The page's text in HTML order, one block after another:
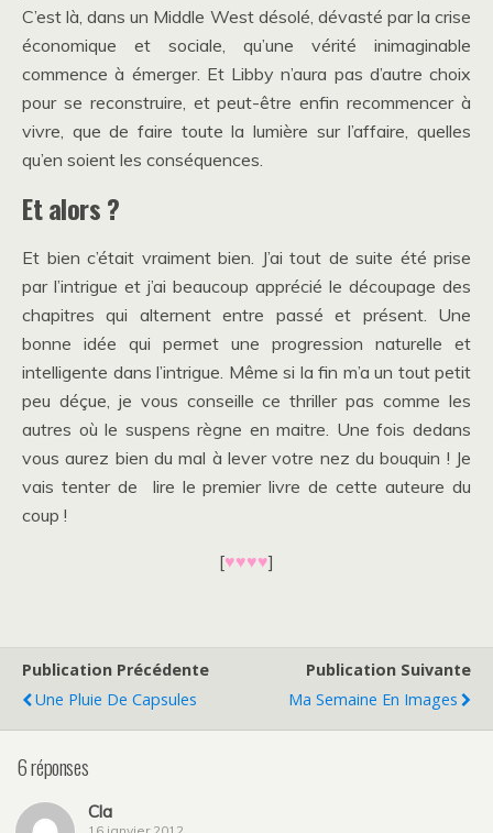
C’est là, dans un Middle West désolé, dévasté par la crise
économique et sociale, qu’une vérité inimaginable
commence à émerger. Et Libby n’aura pas d’autre choix
pour se reconstruire, et peut-être enfin recommencer à
vivre, que de faire toute la lumière sur l’affaire, quelles
qu’en soient les conséquences.
Et alors ?
Et bien c’était vraiment bien. J’ai tout de suite été prise
par l’intrigue et j’ai beaucoup apprécié le découpage des
chapitres qui alternent entre passé et présent. Une
bonne idée qui permet une progression naturelle et
intelligente dans l’intrigue. Même si la fin m’a un tout petit
peu déçue, je vous conseille ce thriller pas comme les
autres où le suspens règne en maitre. Une fois dedans
vous aurez bien du mal à lever votre nez du bouquin ! Je
vais tenter de lire le premier livre de cette auteure du
coup !
[♥♥♥♥]
Publication Précédente
Une Pluie De Capsules
Publication Suivante
Ma Semaine En Images
6 réponses
Cla